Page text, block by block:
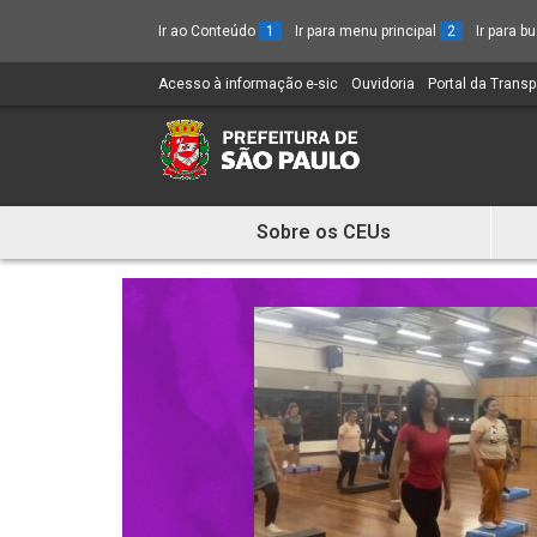
Ir ao Conteúdo 1 Ir para menu principal 2 Ir para
Acesso à informação e-sic (Link
um
novo
Ouvidoria (Link
Portal da
e
Sobre os CEUs